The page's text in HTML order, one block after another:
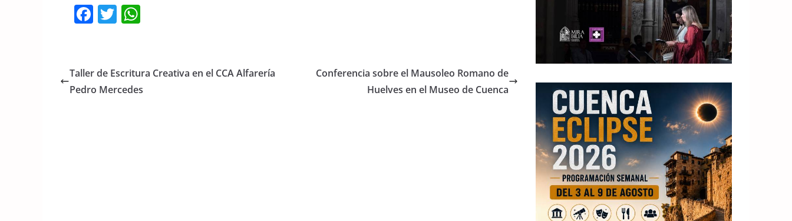
F
e
b
T
er s
A
Taller de Escritura Creativa en el CCA Alfarería
Pedro Mercedes
Conferencia sobre el Mausoleo Romano de
Huelves en el Museo de Cuenca